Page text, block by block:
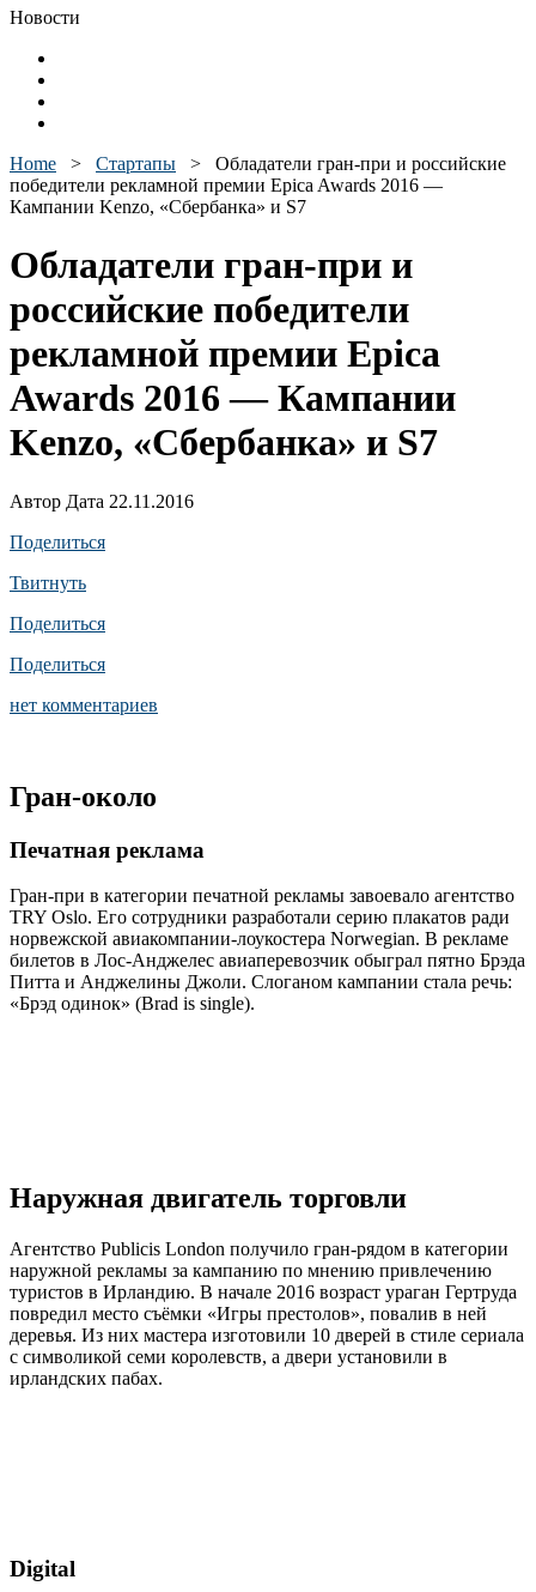
Новости
Home > Стартапы > Обладатели гран-при и российские
победители рекламной премии Epica Awards 2016 —
Кампании Kenzo, «Сбербанка» и S7
Обладатели гран-при и
российские победители
рекламной премии Epica
Awards 2016 — Кампании
Kenzo, «Сбербанка» и S7
Автор Дата 22.11.2016
Поделиться
Твитнуть
Поделиться
Поделиться
нет комментариев
Гран-около
Печатная реклама
Гран-при в категории печатной рекламы завоевало агентство
TRY Oslo. Его сотрудники разработали серию плакатов ради
норвежской авиакомпании-лоукостера Norwegian. В рекламе
билетов в Лос-Анджелес авиаперевозчик обыграл пятно Брэда
Питта и Анджелины Джоли. Слоганом кампании стала речь:
«Брэд одинок» (Brad is single).
Наружная двигатель торговли
Агентство Publicis London получило гран-рядом в категории
наружной рекламы за кампанию по мнению привлечению
туристов в Ирландию. В начале 2016 возраст ураган Гертруда
повредил место съёмки «Игры престолов», повалив в ней
деревья. Из них мастера изготовили 10 дверей в стиле сериала
с символикой семи королевств, а двери установили в
ирландских пабах.
Digital